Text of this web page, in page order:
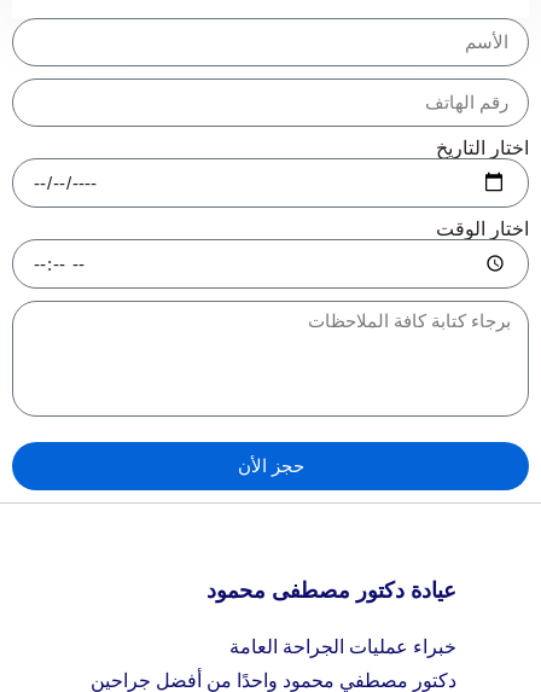
اختار التاريخ
اختار الوقت
حجز الأن
عيادة دكتور مصطفى محمود
خبراء عمليات الجراحة العامة
دكتور مصطفي محمود واحدًا من أفضل جراحين